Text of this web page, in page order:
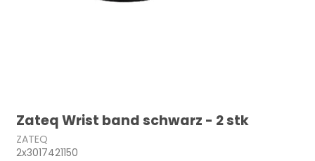
Zateq Wrist band schwarz - 2 stk
ZATEQ
2x3017421150